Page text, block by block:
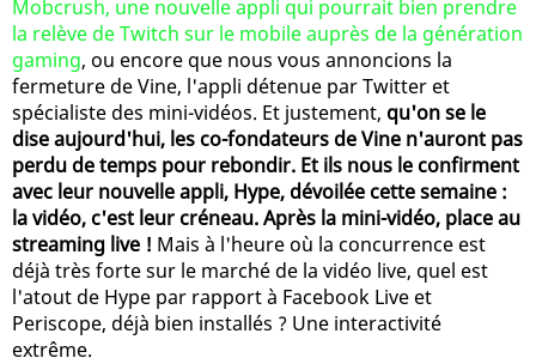
Mobcrush, une nouvelle appli qui pourrait bien prendre
la relève de Twitch sur le mobile auprès de la génération
gaming, ou encore que nous vous annoncions la
fermeture de Vine, l'appli détenue par Twitter et
spécialiste des mini-vidéos. Et justement, qu'on se le
dise aujourd'hui, les co-fondateurs de Vine n'auront pas
perdu de temps pour rebondir. Et ils nous le confirment
avec leur nouvelle appli, Hype, dévoilée cette semaine :
la vidéo, c'est leur créneau. Après la mini-vidéo, place au
streaming live ! Mais à l'heure où la concurrence est
déjà très forte sur le marché de la vidéo live, quel est
l'atout de Hype par rapport à Facebook Live et
Periscope, déjà bien installés ? Une interactivité
extrême.